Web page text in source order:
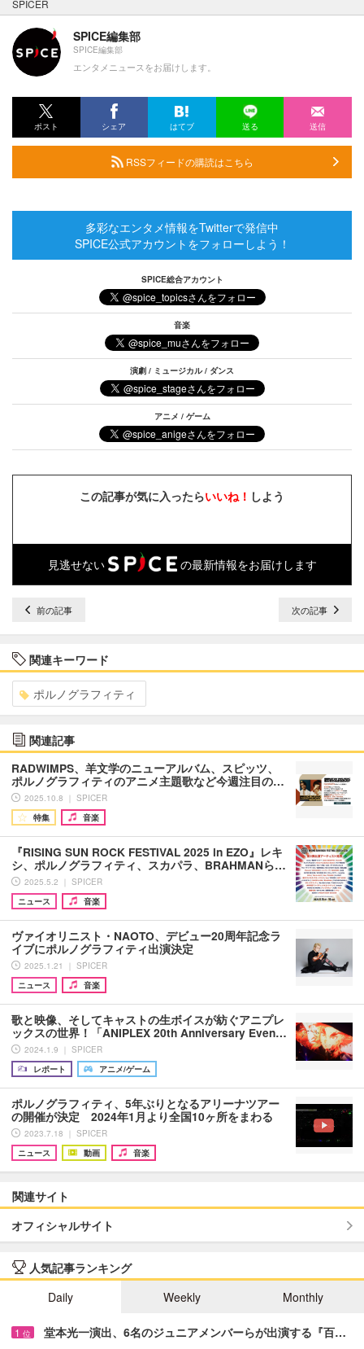
SPICER
SPICE編集部
SPICE編集部
エンタメニュースをお届けします。
ポスト シェア はてブ 送る 送信
RSSフィードの購読はこちら
多彩なエンタメ情報をTwitterで発信中
SPICE公式アカウントをフォローしよう！
SPICE総合アカウント
音楽
演劇 / ミュージカル / ダンス
アニメ / ゲーム
この記事が気に入ったらいいね！ しよう
見逃せない の最新情報をお届けします
前の記事 次の記事
関連キーワード
ポルノグラフィティ
関連記事
RADWIMPS、羊文学のニューアルバム、スピッツ、
ポルノグラフィティのアニメ主題歌など今週注目の…
2025.10.8 ｜ SPICER
特集
音楽
『RISING SUN ROCK FESTIVAL 2025 in EZO』レキ
シ、ポルノグラフィティ、スカパラ、BRAHMANら…
2025.5.2 ｜ SPICER
ニュース
音楽
ヴァイオリニスト・NAOTO、デビュー20周年記念ラ
イブにポルノグラフィティ出演決定
2025.1.21 ｜ SPICER
ニュース
音楽
歌と映像、そしてキャストの生ボイスが紡ぐアニプレ
ックスの世界！「ANIPLEX 20th Anniversary Even…
2024.1.9 ｜ SPICER
レポート
アニメ/ゲーム
ポルノグラフィティ、5年ぶりとなるアリーナツアー
の開催が決定 2024年1月より全国10ヶ所をまわる
2023.7.18 ｜ SPICER
ニュース
動画 音楽
関連サイト
オフィシャルサイト
人気記事ランキング
Daily
Weekly Monthly
1 位 堂本光一演出、6名のジュニアメンバーらが出演する『百…